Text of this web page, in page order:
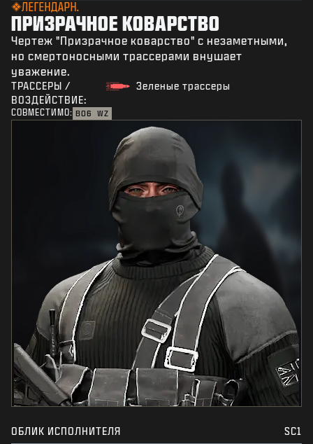
ЛЕГЕНДАРН.
ПРИЗРАЧНОЕ КОВАРСТВО
Чертеж "Призрачное коварство" с незаметными,
но смертоносными трассерами внушает
уважение.
ТРАССЕРЫ /
ВОЗДЕЙСТВИЕ:
Зеленые трассеры
СОВМЕСТИМО: BO6 WZ
ОБЛИК ИСПОЛНИТЕЛЯ SC1